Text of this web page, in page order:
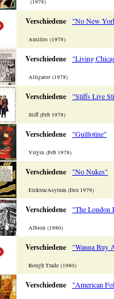
(1978)
Verschiedene "No New
Antilles (1978)
Verschiedene "Living
Alligator (1978)
Verschiedene "Stiffs Live
Stiff (Feb 1978)
Verschiedene "Guillotine"
Virgin (Feb 1978)
Verschiedene "No Nukes"
Elektra/Asylum (Dez 1979)
Verschiedene "The London
Albion (1980)
Verschiedene "Wanna Buy
Rough Trade (1980)
Verschiedene "American